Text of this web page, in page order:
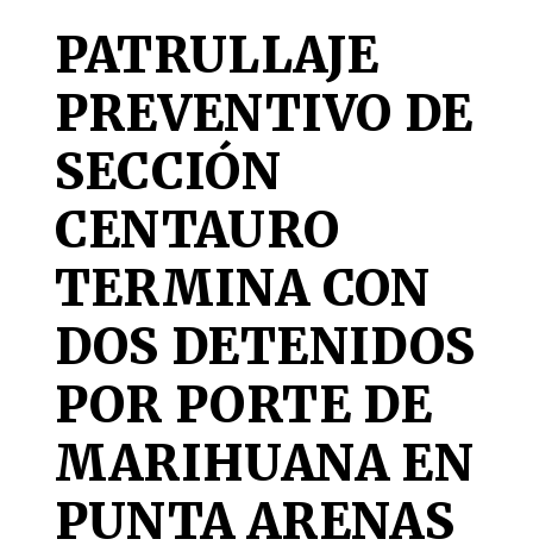
PATRULLAJE
PREVENTIVO DE
SECCIÓN
CENTAURO
TERMINA CON
DOS DETENIDOS
POR PORTE DE
MARIHUANA EN
PUNTA ARENAS